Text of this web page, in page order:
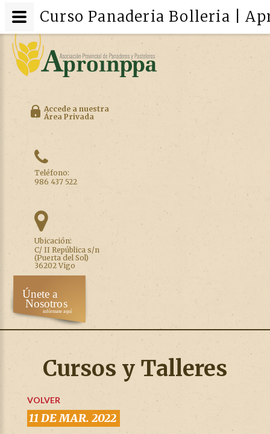
Accede a nuestra
Área Privada
Teléfono:
986 437 522
Ubicación:
C/ II República s/n
(Puerta del Sol)
36202 Vigo
Cursos y Talleres
VOLVER
11 DE MAR. 2022
Curso Panaderia Bolleria |